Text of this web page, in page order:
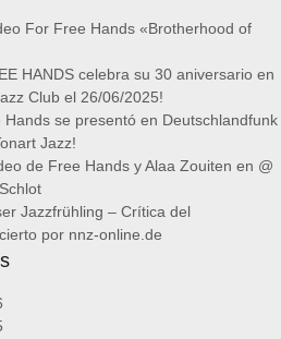
For Free Hands «Brotherhood of
HANDS celebra su 30 aniversario en
Club el 26/06/2025!
Hands se presentó en Deutschlandfunk
Jazz!
de Free Hands y Alaa Zouiten en @
Jazzfrühling – Crítica del
por nnz-online.de